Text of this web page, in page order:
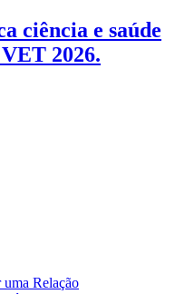
ciência e saúde
2026.